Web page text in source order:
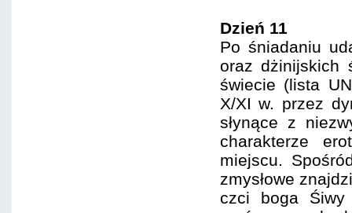
Dzień 11
Po śniadaniu
oraz dżinijskich
świecie (lista
X/XI w. przez
słynące z
charakterze
miejscu.
zmysłowe
czci boga Śiwy